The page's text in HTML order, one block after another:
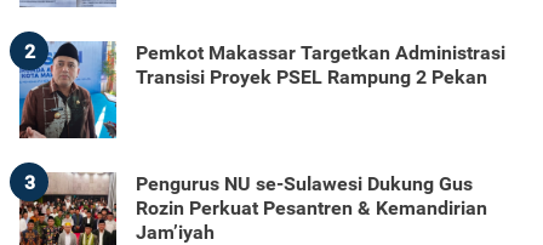
2
Pemkot Makassar Targetkan Administrasi
Transisi Proyek PSEL Rampung 2 Pekan
3
Pengurus NU se-Sulawesi Dukung Gus
Rozin Perkuat Pesantren & Kemandirian
Jam’iyah